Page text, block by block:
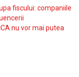
fiscului: companiile
nu vor mai putea